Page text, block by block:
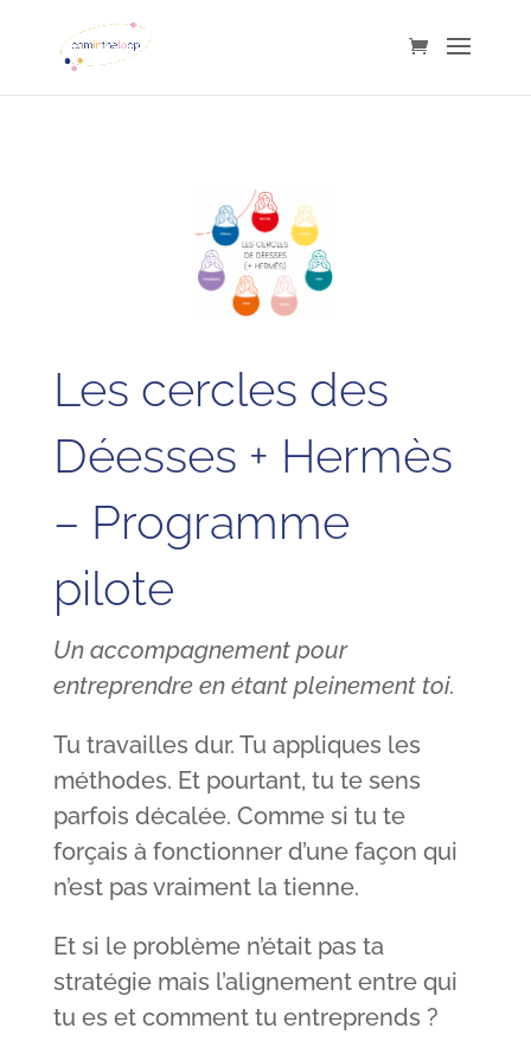
Les cercles des
Déesses + Hermès
– Programme
pilote
Un accompagnement pour
entreprendre en étant pleinement toi.
Tu travailles dur. Tu appliques les
méthodes. Et pourtant, tu te sens
parfois décalée. Comme si tu te
forçais à fonctionner d’une façon qui
n’est pas vraiment la tienne.
Et si le problème n’était pas ta
stratégie mais l’alignement entre qui
tu es et comment tu entreprends ?